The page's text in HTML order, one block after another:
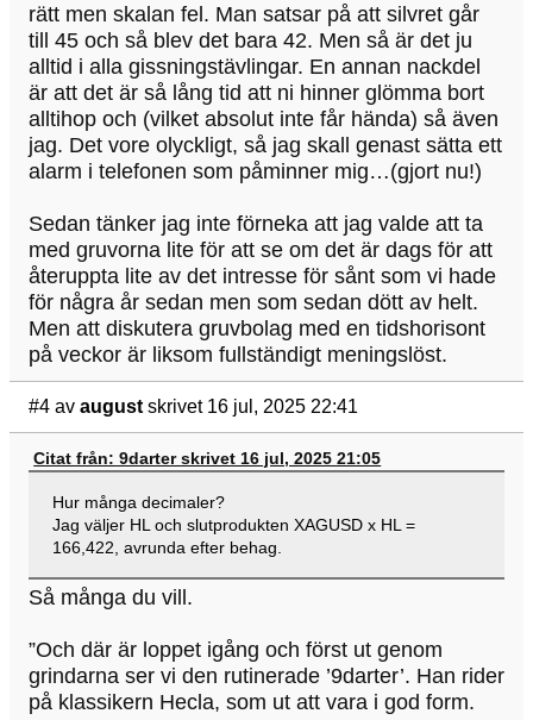
rätt men skalan fel. Man satsar på att silvret går
till 45 och så blev det bara 42. Men så är det ju
alltid i alla gissningstävlingar. En annan nackdel
är att det är så lång tid att ni hinner glömma bort
alltihop och (vilket absolut inte får hända) så även
jag. Det vore olyckligt, så jag skall genast sätta ett
alarm i telefonen som påminner mig…(gjort nu!)
Sedan tänker jag inte förneka att jag valde att ta
med gruvorna lite för att se om det är dags för att
återuppta lite av det intresse för sånt som vi hade
för några år sedan men som sedan dött av helt.
Men att diskutera gruvbolag med en tidshorisont
på veckor är liksom fullständigt meningslöst.
#4 av august skrivet 16 jul, 2025 22:41
Citat från: 9darter skrivet 16 jul, 2025 21:05
Hur många decimaler?
Jag väljer HL och slutprodukten XAGUSD x HL =
166,422, avrunda efter behag.
Så många du vill.
”Och där är loppet igång och först ut genom
grindarna ser vi den rutinerade ’9darter’. Han rider
på klassikern Hecla, som ut att vara i god form.